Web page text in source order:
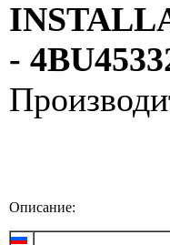
-
Описание: